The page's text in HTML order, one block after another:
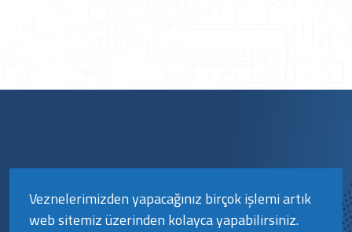
Veznelerimizden yapacağınız birçok işlemi artık
web sitemiz üzerinden kolayca yapabilirsiniz.